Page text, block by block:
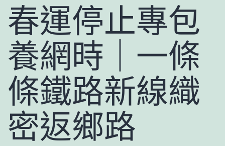
春運停止專包
養網時｜一條
條鐵路新線織
密返鄉路